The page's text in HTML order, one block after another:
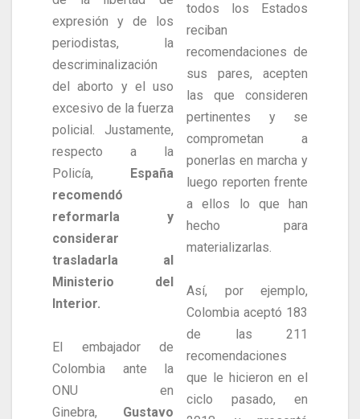
expresión y de los
periodistas, la
descriminalización
del aborto y el uso
excesivo de la fuerza
policial. Justamente,
respecto a la
Policía, España
recomendó
reformarla y
considerar
trasladarla al
Ministerio del
Interior.
El embajador de
Colombia ante la
ONU en
Ginebra, Gustavo
todos los Estados
reciban
recomendaciones de
sus pares, acepten
las que consideren
pertinentes y se
comprometan a
ponerlas en marcha y
luego reporten frente
a ellos lo que han
hecho para
materializarlas.
Así, por ejemplo,
Colombia aceptó 183
de las 211
recomendaciones
que le hicieron en el
ciclo pasado, en